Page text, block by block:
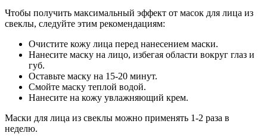
Чтобы получить максимальный эффект от масок для лица из
свеклы, следуйте этим рекомендациям:
Очистите кожу лица перед нанесением маски.
Нанесите маску на лицо, избегая области вокруг глаз и
губ.
Оставьте маску на 15-20 минут.
Смойте маску теплой водой.
Нанесите на кожу увлажняющий крем.
Маски для лица из свеклы можно применять 1-2 раза в
неделю.